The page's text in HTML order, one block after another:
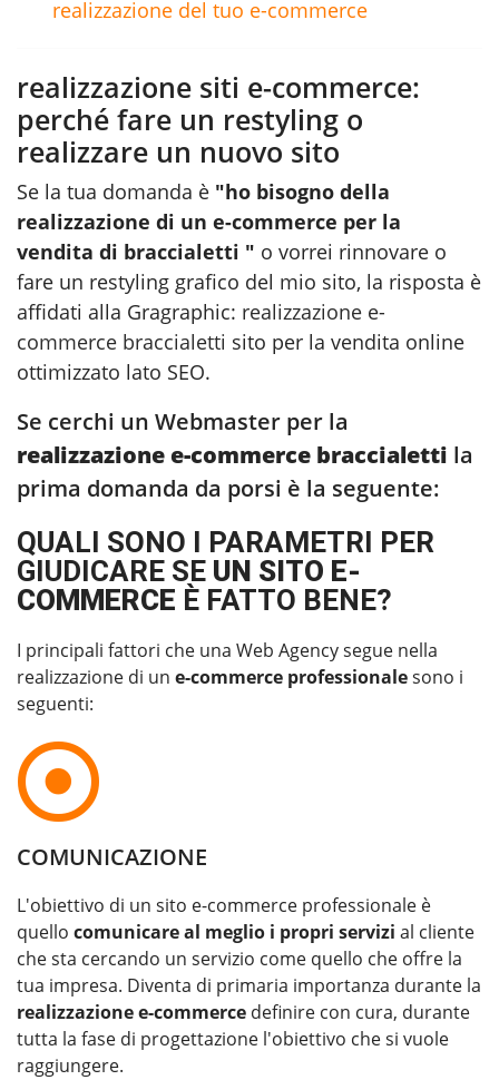
realizzazione del tuo e-commerce
realizzazione siti e-commerce:
perché fare un restyling o
realizzare un nuovo sito
Se la tua domanda è "ho bisogno della
realizzazione di un e-commerce per la
vendita di braccialetti " o vorrei rinnovare o
fare un restyling grafico del mio sito, la risposta è
affidati alla Gragraphic: realizzazione e-
commerce braccialetti sito per la vendita online
ottimizzato lato SEO.
Se cerchi un Webmaster per la
realizzazione e-commerce braccialetti la
prima domanda da porsi è la seguente:
QUALI SONO I PARAMETRI PER
GIUDICARE SE UN SITO E-
COMMERCE È FATTO BENE?
I principali fattori che una Web Agency segue nella
realizzazione di un e-commerce professionalesono i
seguenti:
COMUNICAZIONE
L'obiettivo di un sito e-commerce professionale è
quello comunicare al meglio i propri servizi al cliente
che sta cercando un servizio come quello che offre la
tua impresa. Diventa di primaria importanza durante la
realizzazione e-commerce definire con cura, durante
tutta la fase di progettazione l'obiettivo che si vuole
raggiungere.